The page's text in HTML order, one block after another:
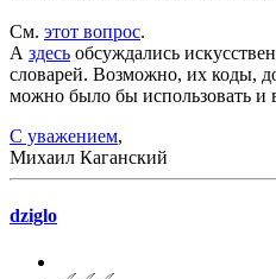
См. этот вопрос.
А здесь обсуждались
словарей. Возможно, их коды,
можно было бы использовать и
С уважением,
Михаил Каганский
dziglo